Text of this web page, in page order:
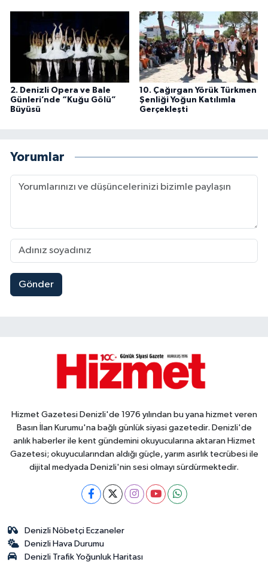
2. Denizli Opera ve Bale
Günleri’nde “Kuğu Gölü”
Büyüsü
10. Çağırgan Yörük Türkmen
Şenliği Yoğun Katılımla
Gerçekleşti
Yorumlar
Gönder
Hizmet Gazetesi Denizli'de 1976 yılından bu yana hizmet veren
Basın İlan Kurumu'na bağlı günlük siyasi gazetedir. Denizli'de
anlık haberler ile kent gündemini okuyucularına aktaran Hizmet
Gazetesi; okuyucularından aldığı güçle, yarım asırlık tecrübesi ile
dijital medyada Denizli'nin sesi olmayı sürdürmektedir.
Denizli Nöbetçi Eczaneler
Denizli Hava Durumu
Denizli Trafik Yoğunluk Haritası